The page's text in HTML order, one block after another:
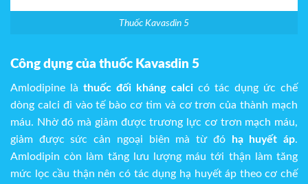
Thuốc Kavasdin 5
Công dụng của thuốc Kavasdin 5
Amlodipine làthuốc đối kháng calcicó tác dụng ức chế
dòng calci đi vào tế bào cơ tim và cơ trơn của thành mạch
máu. Nhờ đó mà giảm được trương lực cơ trơn mạch máu,
giảm được sức cản ngoại biên mà từ đó
hạ huyết áp.
Amlodipin còn làm tăng lưu lượng máu tới thận làm tăng
mức lọc cầu thận nên có tác dụng hạ huyết áp theo cơ chế